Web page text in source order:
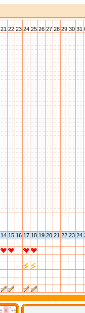
21 22 23 24 25 26 27 28 29 30 31
14 15 16 17 18 19 20 21 22 23 24